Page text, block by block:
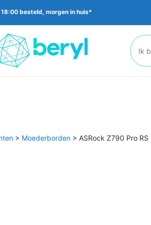
18:00 besteld, morgen in huis*
> Moederborden > ASRock Z790 Pro